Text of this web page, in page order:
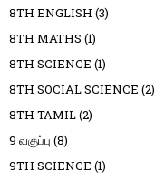
8TH ENGLISH (3)
8TH MATHS (1)
8TH SCIENCE (1)
8TH SOCIAL SCIENCE (2)
8TH TAMIL(2)
9 வகுப்பு (8)
9TH SCIENCE (1)